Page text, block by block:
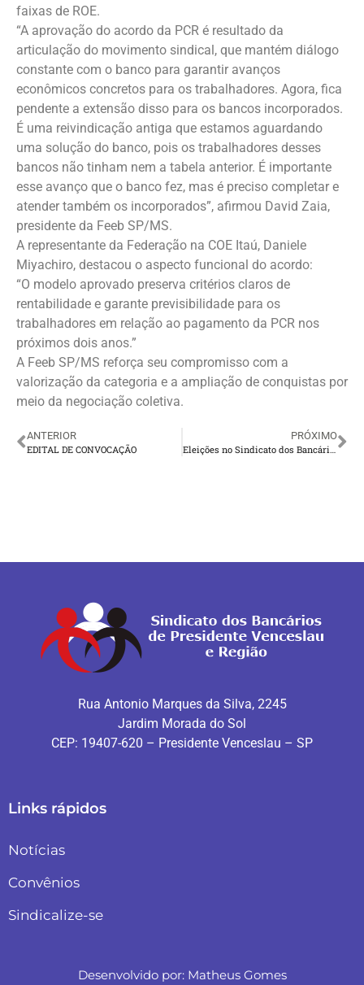
faixas de ROE.
“A aprovação do acordo da PCR é resultado da
articulação do movimento sindical, que mantém diálogo
constante com o banco para garantir avanços
econômicos concretos para os trabalhadores. Agora, fica
pendente a extensão disso para os bancos incorporados.
É uma reivindicação antiga que estamos aguardando
uma solução do banco, pois os trabalhadores desses
bancos não tinham nem a tabela anterior. É importante
esse avanço que o banco fez, mas é preciso completar e
atender também os incorporados”, afirmou David Zaia,
presidente da Feeb SP/MS.
A representante da Federação na COE Itaú, Daniele
Miyachiro, destacou o aspecto funcional do acordo:
“O modelo aprovado preserva critérios claros de
rentabilidade e garante previsibilidade para os
trabalhadores em relação ao pagamento da PCR nos
próximos dois anos.”
A Feeb SP/MS reforça seu compromisso com a
valorização da categoria e a ampliação de conquistas por
meio da negociação coletiva.
ANTERIOR
EDITAL DE CONVOCAÇÃO
PRÓXIMO
Eleições no Sindicato dos Bancários de Presidente Venceslau fortaleceram a organização da categoria
Rua Antonio Marques da Silva, 2245
Jardim Morada do Sol
CEP: 19407-620 – Presidente Venceslau – SP
Links rápidos
Notícias
Convênios
Sindicalize-se
Desenvolvido por: Matheus Gomes